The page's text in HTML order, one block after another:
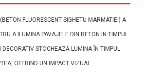
FLUORESCENT SIGHETU MARMATIEI) A
A ILUMINA PAVAJELE DIN BETON IN TIMPUL
DECORATIV STOCHEAZĂ LUMINA ÎN TIMPUL
OFERIND UN IMPACT VIZUAL